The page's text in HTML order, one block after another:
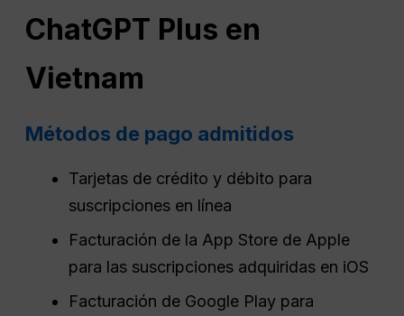
ChatGPT Plus en
Vietnam
Métodos de pago admitidos
Tarjetas de crédito y débito para
suscripciones en línea
Facturación de la App Store de Apple
para las suscripciones adquiridas en iOS
Facturación de Google Play para